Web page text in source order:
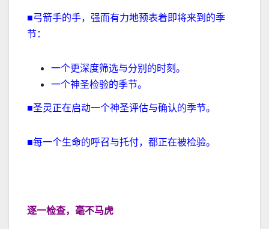
■弓箭手的手，强而有力地预表着即将来到的季
节：
一个更深度筛选与分别的时刻。
一个神圣检验的季节。
■圣灵正在启动一个神圣评估与确认的季节。
■每一个生命的呼召与托付，都正在被检验。
逐一检查，毫不马虎